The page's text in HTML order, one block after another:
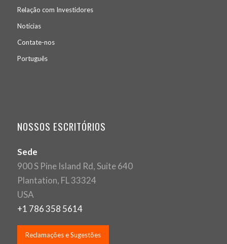
Relação com Investidores
Notícias
Contate-nos
Português
NOSSOS ESCRITÓRIOS
Sede
900 S Pine Island Rd, Suite 640
Plantation, FL 33324
USA
+1 786 358 5614
Reclamações e Sugestões